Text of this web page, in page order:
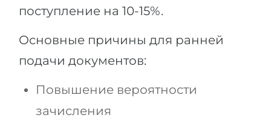
поступление на 10-15%.
Основные причины для ранней
подачи документов:
Повышение вероятности
зачисления